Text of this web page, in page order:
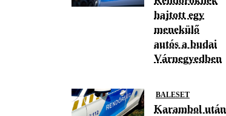
hajtott egy
menekülő
autós a budai
Várnegyedben
BALESET
Karambol után